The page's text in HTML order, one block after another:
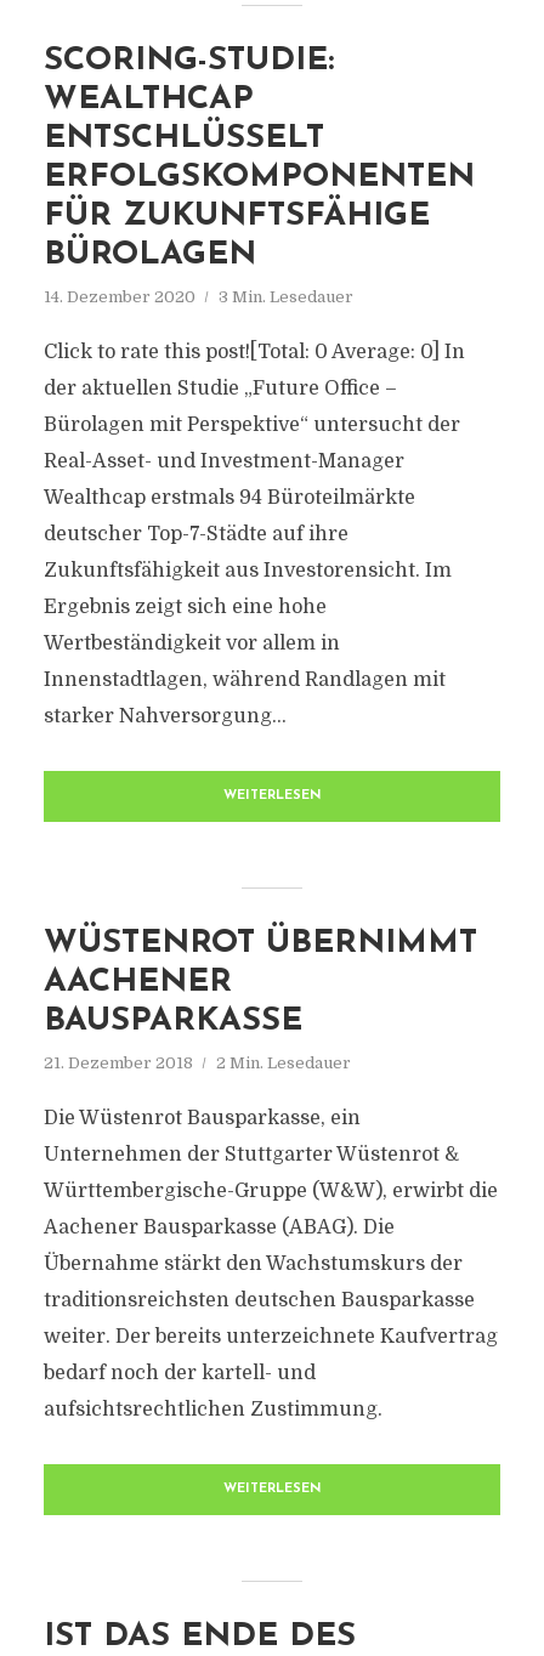
SCORING-STUDIE:
WEALTHCAP
ENTSCHLÜSSELT
ERFOLGSKOMPONENTEN
FÜR ZUKUNFTSFÄHIGE
BÜROLAGEN
14. Dezember 2020 3 Min. Lesedauer
Click to rate this post![Total: 0 Average: 0] In
der aktuellen Studie „Future Office –
Bürolagen mit Perspektive“ untersucht der
Real-Asset- und Investment-Manager
Wealthcap erstmals 94 Büroteilmärkte
deutscher Top-7-Städte auf ihre
Zukunftsfähigkeit aus Investorensicht. Im
Ergebnis zeigt sich eine hohe
Wertbeständigkeit vor allem in
Innenstadtlagen, während Randlagen mit
starker Nahversorgung...
WEITERLESEN
WÜSTENROT ÜBERNIMMT
AACHENER
BAUSPARKASSE
21. Dezember 2018 2 Min. Lesedauer
Die Wüstenrot Bausparkasse, ein
Unternehmen der Stuttgarter Wüstenrot &
Württembergische-Gruppe (W&W), erwirbt die
Aachener Bausparkasse (ABAG). Die
Übernahme stärkt den Wachstumskurs der
traditionsreichsten deutschen Bausparkasse
weiter. Der bereits unterzeichnete Kaufvertrag
bedarf noch der kartell- und
aufsichtsrechtlichen Zustimmung.
WEITERLESEN
IST DAS ENDE DES